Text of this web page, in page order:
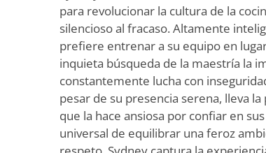
para revolucionar la cultura de la
silencioso al fracaso. Altamente
prefiere entrenar a su equipo en
inquieta búsqueda de la maestría la
constantemente lucha con
pesar de su presencia serena, lleva
que la hace ansiosa por confiar en
universal de equilibrar una feroz